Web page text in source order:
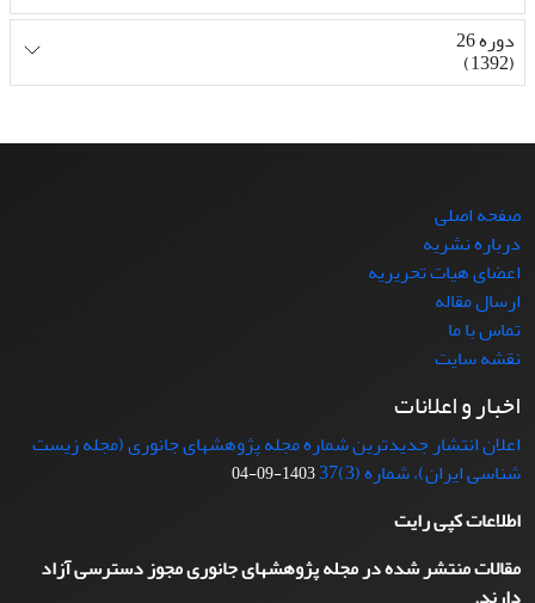
دوره 26
(1392)
صفحه اصلی
درباره نشریه
اعضای هیات تحریریه
ارسال مقاله
تماس با ما
نقشه سایت
اخبار و اعلانات
اعلان انتشار جدیدترین شماره مجله پژوهشهای جانوری (مجله زیست
شناسی ایران)، شماره (3)37
1403-09-04
اطلاعات کپی رایت
مقالات منتشر شده در مجله پژوهشهای جانوری مجوز دسترسی آزاد